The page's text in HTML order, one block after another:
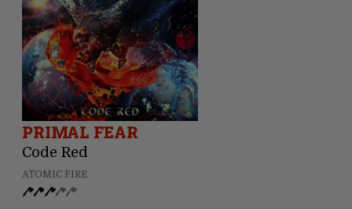
PRIMAL FEAR
Code Red
ATOMIC FIRE